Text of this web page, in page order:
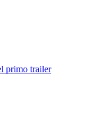
primo trailer